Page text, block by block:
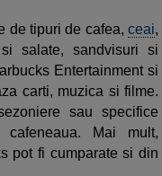
de tipuri de cafea, ceai,
salate, sandvisuri si
Entertainment si
carti, muzica si filme.
sau specifice
Mai mult,
pot fi cumparate si din